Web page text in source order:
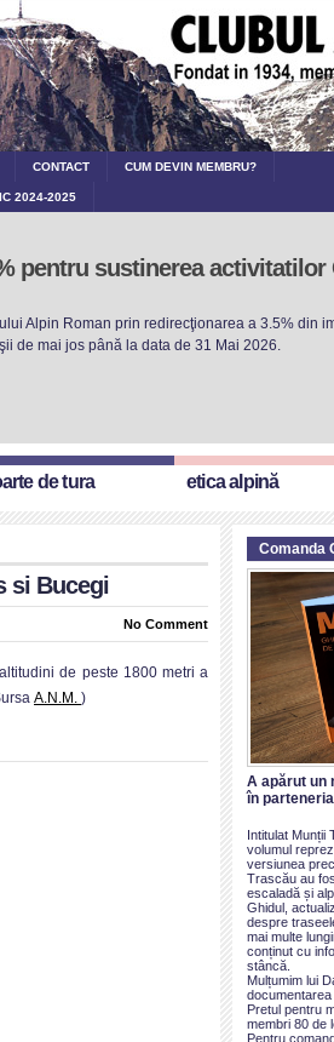
CONTACT CUM DEVIN MEMBRU?
2024-2025
pentru sustinerea
Alpin Roman prin redirecţionarea a 3.5% din
de mai jos până la data de 31 Mai 2026.
de tura etica alpină
si Bucegi
No Comment
de peste 1800 metri a
A.N.M. )
Comanda
A apărut un
în
Intitulat Munții
volumul
versiunea
Trascău au
escaladă și
Ghidul,
despre
mai multe
conținut cu
stâncă.
Mulțumim lui
Pretul pentru
membri 80 de
Pentru